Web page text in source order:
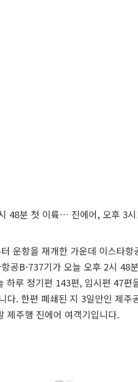
48분 첫 이륙… 진에어, 오후 3
운항을 재개한 가운데 이스타항
공B-737기가 오늘 오후 2시 48
하루 정기편 143편, 임시편 47편
다. 한편 폐쇄된 지 3일만인 제주
제주행 진에어 여객기입니다.